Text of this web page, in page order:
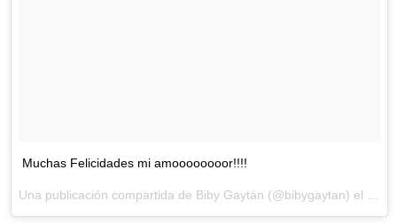
Muchas Felicidades mi amoooooooor!!!!